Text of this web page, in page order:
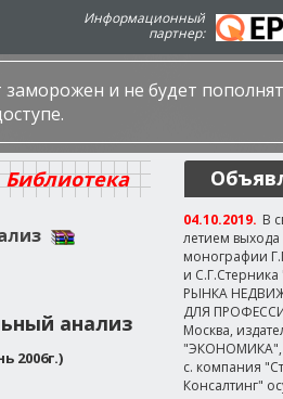
Информационный
партнер:
и не будет
Библиотека
анализ
2006г.)
04.10.2019. В
летием выхода
монографии
и
РЫНКА
ДЛЯ
Москва,
"ЭКОНОМИКА",
с. компания
Консалтинг"